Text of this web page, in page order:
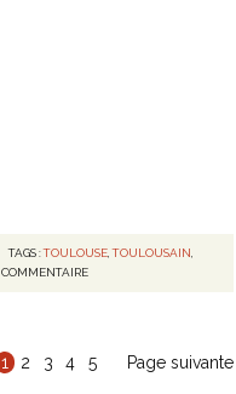
TAGS :TOULOUSE,TOULOUSAIN,
COMMENTAIRE
1 2 3 4 5 Page suivante